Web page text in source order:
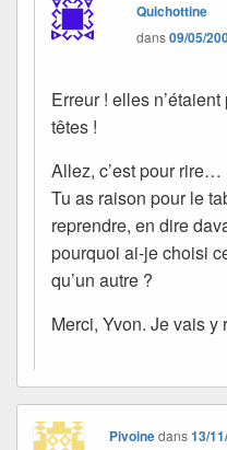
Quichottine
dans09/05/
Erreur ! elles
têtes !
Allez, c’est pour rire…
Tu as raison pour le
reprendre, en dire
pourquoi ai-je choisi
qu’un autre ?
Merci, Yvon. Je vais y
Pivoinedans13/